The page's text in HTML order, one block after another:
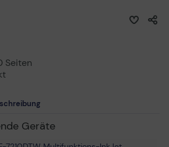
Seiten
Geräte